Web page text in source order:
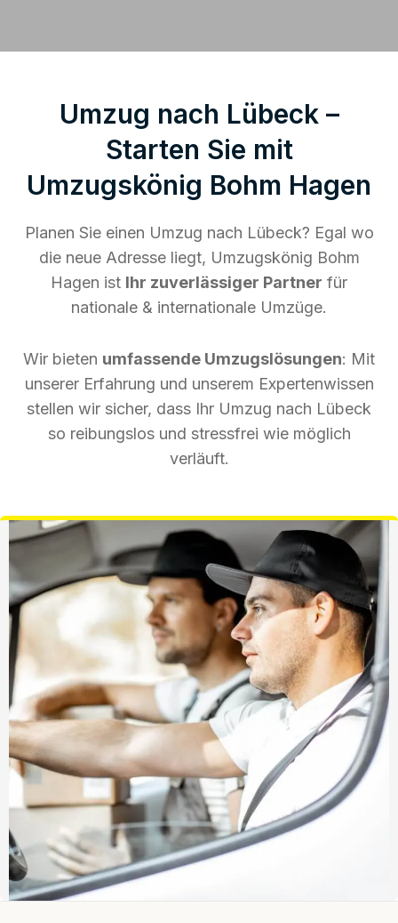
Umzug nach Lübeck –
Starten Sie mit
Umzugskönig Bohm Hagen
Planen Sie einen Umzug nach Lübeck? Egal wo
die neue Adresse liegt, Umzugskönig Bohm
Hagen ist Ihr zuverlässiger Partner für
nationale & internationale Umzüge.
Wir bieten umfassende Umzugslösungen: Mit
unserer Erfahrung und unserem Expertenwissen
stellen wir sicher, dass Ihr Umzug nach Lübeck
so reibungslos und stressfrei wie möglich
verläuft.